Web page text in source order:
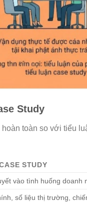
Study
toàn so với tiểu
STUDY
vào tình huống doanh
số liệu thị trường,